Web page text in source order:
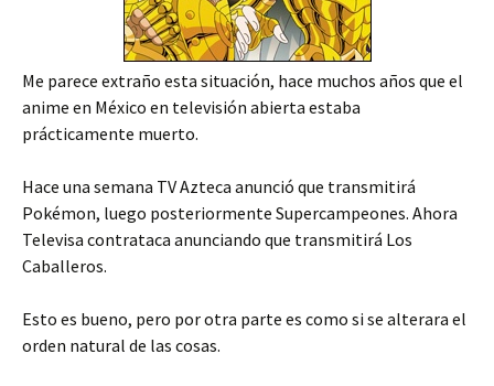
Me parece extraño esta situación, hace muchos años que el
anime en México en televisión abierta estaba
prácticamente muerto.
Hace una semana TV Azteca anunció que transmitirá
Pokémon, luego posteriormente Supercampeones. Ahora
Televisa contrataca anunciando que transmitirá Los
Caballeros.
Esto es bueno, pero por otra parte es como si se alterara el
orden natural de las cosas.